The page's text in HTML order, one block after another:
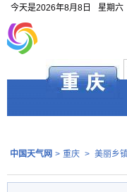
今天是2026年8月8日 星期六
中国天气网 > 重庆 > 美丽乡